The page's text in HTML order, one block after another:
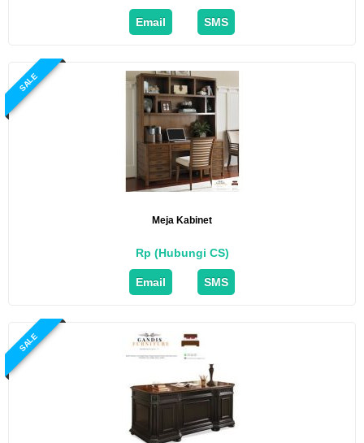
Email SMS
SALE
Meja Kabinet
Rp (Hubungi CS)
Email SMS
SALE